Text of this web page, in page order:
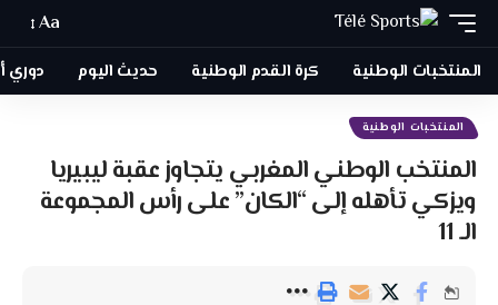
Aa
المنتخبات الوطنية كرة القدم الوطنية حديث اليوم دوري
المنتخبات الوطنية
المنتخب الوطني المغربي يتجاوز عقبة ليبيريا
ويزكي تأهله إلى “الكان” على رأس المجموعة
الـ 11